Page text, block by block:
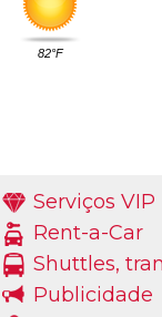
82°F
Serviços VIP
Rent-a-Car
Shuttles,
Publicidade